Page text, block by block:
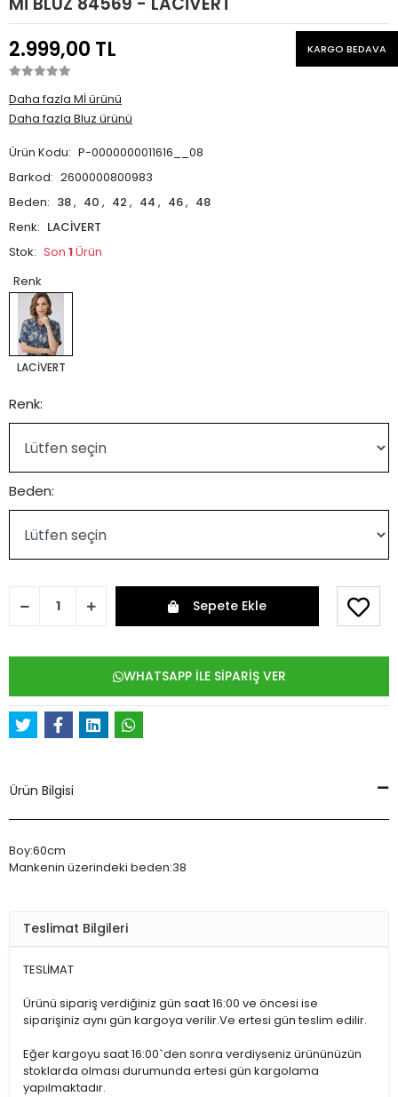
2.999,00 TL KARGO BEDAVA
Daha fazla Mİ ürünü
Daha fazla Bluz ürünü
Ürün Kodu: P-0000000011616__08
Barkod: 2600000800983
Beden: 38, 40 , 42 , 44 , 46, 48
Renk: LACİVERT
Stok: Son 1Ürün
Renk
LACİVERT
Renk:
Beden:
Sepete Ekle
WHATSAPP İLE SİPARİŞ VER
Ürün Bilgisi
Boy:60cm
Mankenin üzerindeki beden:38
Teslimat Bilgileri
TESLİMAT
Ürünü sipariş verdiğiniz gün saat 16:00 ve öncesi ise
siparişiniz aynı gün kargoya verilir.Ve ertesi gün teslim edilir.
Eğer kargoyu saat 16:00`den sonra verdiyseniz ürününüzün
stoklarda olması durumunda ertesi gün kargolama
yapılmaktadır.